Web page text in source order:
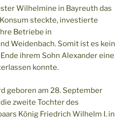
Wilhelmine in Bayreuth das
steckte, investierte
Betriebe in
Weidenbach. Somit ist es kein
ihrem Sohn Alexander eine
konnte.
geboren am 28. September
zweite Tochter des
König Friedrich Wilhelm I. in